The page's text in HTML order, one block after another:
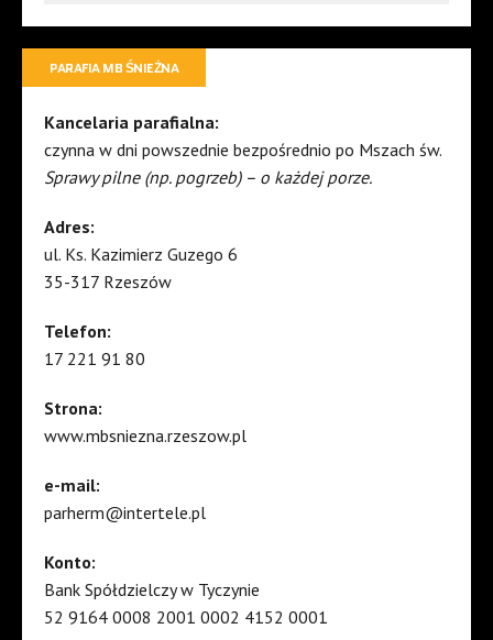
PARAFIA MB ŚNIEŻNA
Kancelaria parafialna:
czynna w dni powszednie bezpośrednio po Mszach św.
Sprawy pilne (np. pogrzeb) – o każdej porze.
Adres:
ul. Ks. Kazimierz Guzego 6
35-317 Rzeszów
Telefon:
17 221 91 80
Strona:
www.mbsniezna.rzeszow.pl
e-mail:
parherm@intertele.pl
Konto:
Bank Spółdzielczy w Tyczynie
52 9164 0008 2001 0002 4152 0001